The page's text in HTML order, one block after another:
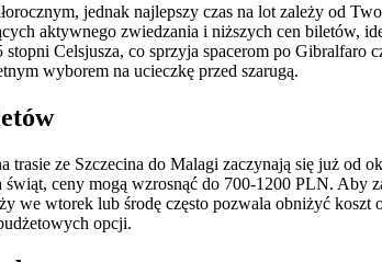
jednak najlepszy czas na lot zależy od
aktywnego zwiedzania i niższych cen biletów,
stopni Celsjusza, co sprzyja spacerom po
wyborem na ucieczkę przed szarugą.
trasie ze Szczecina do Malagi zaczynają się już od
ceny mogą wzrosnąć do 700-1200 PLN.
we wtorek lub środę często pozwala obniżyć
opcji.